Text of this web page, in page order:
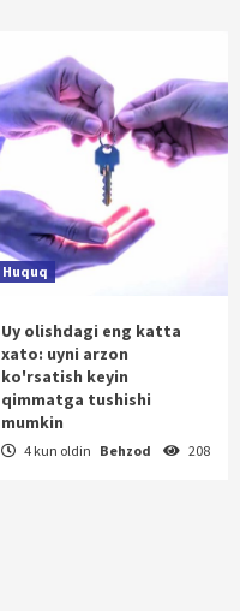
Huquq
Uy olishdagi eng katta
xato: uyni arzon
ko'rsatish keyin
qimmatga tushishi
mumkin
4 kun oldin Behzod 208